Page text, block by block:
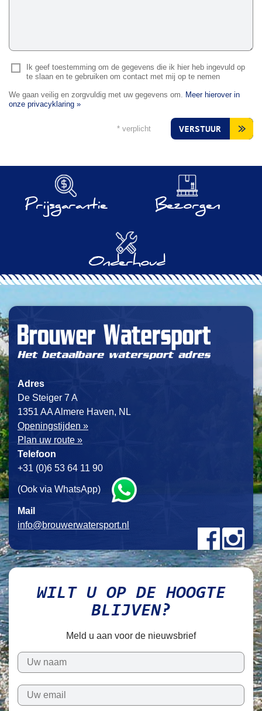
Ik geef toestemming om de gegevens die ik hier heb ingevuld op
te slaan en te gebruiken om contact met mij op te nemen
We gaan veilig en zorgvuldig met uw gegevens om. Meer hierover in
onze privacyklaring »
* verplicht VERSTUUR
Prijsgarantie Bezorgen
Onderhoud
Adres
De Steiger 7 A
1351 AA Almere Haven, NL
Openingstijden »
Plan uw route »
Telefoon
+31 (0)6 53 64 11 90
(Ook via WhatsApp)
Mail
info@brouwerwatersport.nl
WILT U OP DE HOOGTE
BLIJVEN?
Meld u aan voor de nieuwsbrief